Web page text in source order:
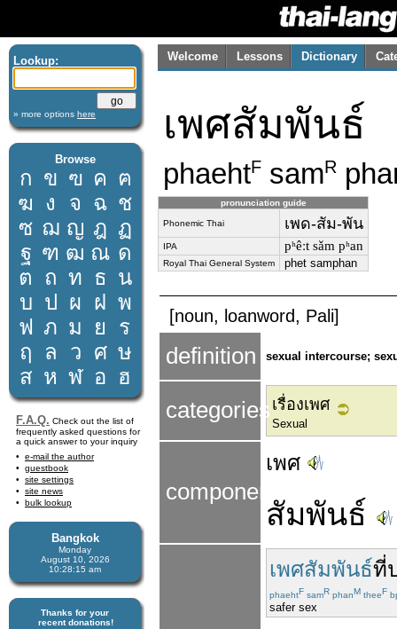
Lookup:
» more options here
Browse
ก ข ฃ ค ฅ
ฆ ง จ ฉ ช
ซ ฌ ญ ฎ ฏ
ฐ ฑ ฒ ณ ด
ต ถ ท ธ น
บ ป ผ ฝ พ
ฟ ภ ม ย
ร
ฤ
ล ว ศ ษ
ส ห ฬ อ ฮ
F.A.Q. Check out the list of
frequently asked questions for
a quick answer to your inquiry
e-mail the author
guestbook
site settings
site news
bulk lookup
Bangkok
Monday
August 10, 2026
10:28:16 am
Thanks for your
recent donations!
Welcome Lessons Dictionary
เพศสัมพันธ์
phaehtF samR
pronunciation guide
Phonemic Thai เพด-สัม-พัน
IPA pʰêːt sǎm pʰan
Royal Thai General System phet samphan
[noun, loanword, Pali]
definition sexual intercourse;
categories เรื่องเพศ
Sexual
components
เพศ
สัมพันธ์
เพศสัมพันธ์ที่
phaehtF samR phanM theeF
safer sex